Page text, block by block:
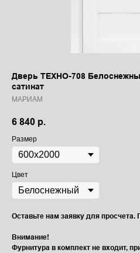
Дверь ТЕХНО-708
сатинат
МАРИАМ
6 840 р.
Размер
Цвет
Оставьте нам заявку для просчета.
Внимание!
Фурнитура в комплект не входит,